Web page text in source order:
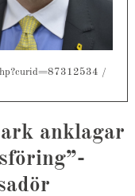
/
anklagar